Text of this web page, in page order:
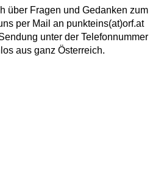
über Fragen und Gedanken zum
per Mail an punkteins(at)orf.at
unter der Telefonnummer
aus ganz Österreich.